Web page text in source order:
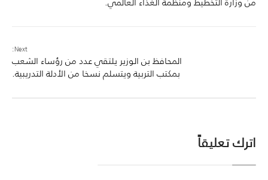
Next:
المحافظ بن الوزير يلتقي عدد من رؤساء الشعب
بمكتب التربية ويتسلم نسخا من الأدلة التدريبية.
اترك تعليقاً